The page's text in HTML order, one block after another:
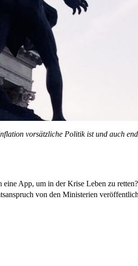
vorsätzliche Politik ist und auch
App, um in der Krise Leben zu
von den Ministerien